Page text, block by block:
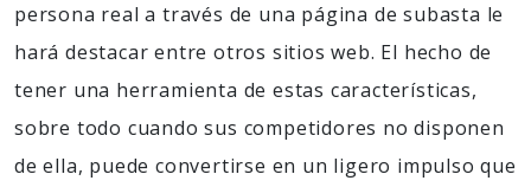
persona real a través de una página de subasta le
hará destacar entre otros sitios web. El hecho de
tener una herramienta de estas características,
sobre todo cuando sus competidores no disponen
de ella, puede convertirse en un ligero impulso que